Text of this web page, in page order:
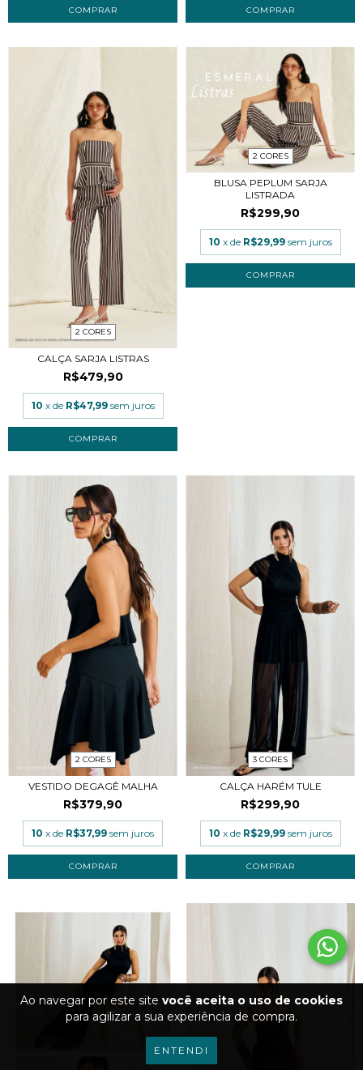
Ao navegar por este site você aceita o uso de cookies
para agilizar a sua experiência de compra.
ENTENDI
COMPRAR COMPRAR
2 CORES
CALÇA SARJA LISTRAS
R$479,90
10 x de R$47,99 sem juros
COMPRAR
2 CORES
BLUSA PEPLUM SARJA
LISTRADA
R$299,90
10 x de R$29,99 sem juros
COMPRAR
2 CORES
VESTIDO DEGAGÊ MALHA
R$379,90
10 x de R$37,99 sem juros
COMPRAR
3 CORES
CALÇA HARÉM TULE
R$299,90
10 x de R$29,99 sem juros
COMPRAR